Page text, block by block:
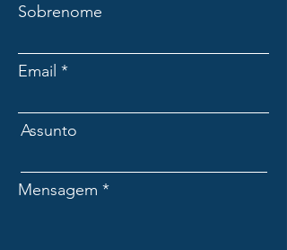
Sobrenome
Email
Assunto
Mensagem